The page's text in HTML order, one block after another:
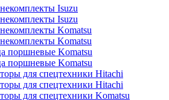
Isuzu
Isuzu
Komatsu
Komatsu
поршневые Komatsu
поршневые Komatsu
для спецтехники Hitachi
для спецтехники Hitachi
для спецтехники Komatsu